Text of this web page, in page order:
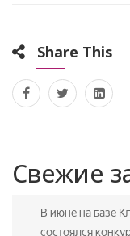
Share This
Свежие
В июне на базе